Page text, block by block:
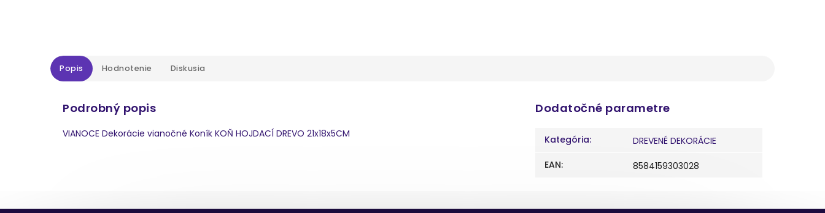
Popis Hodnotenie Diskusia
Podrobný popis
VIANOCE Dekorácie vianočné Koník KOŇ HOJDACÍ DREVO 21x18x5CM
Dodatočné parametre
Kategória:
DREVENÉ DEKORÁCIE
EAN: 8584159303028